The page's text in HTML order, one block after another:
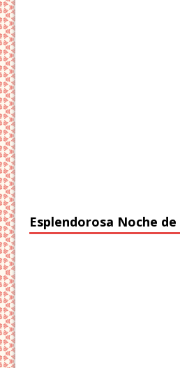
Esplendorosa Noche